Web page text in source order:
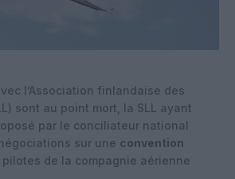
l’Association finlandaise des
sont au point mort, la SLL ayant
par le conciliateur national
sur une convention
pilotes de la compagnie aérienne